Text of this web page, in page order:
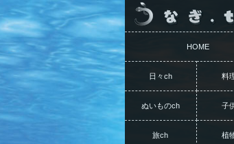
HOME
日々ch 料
ぬいものch 子
旅ch 植